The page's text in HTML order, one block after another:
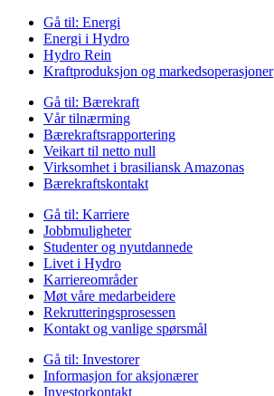
Gå til: Energi
Energi i Hydro
Hydro Rein
Kraftproduksjon og markedsoperasjoner
Gå til: Bærekraft
Vår tilnærming
Bærekraftsrapportering
Veikart til netto null
Virksomhet i brasiliansk Amazonas
Bærekraftskontakt
Gå til: Karriere
Jobbmuligheter
Studenter og nyutdannede
Livet i Hydro
Karriereområder
Møt våre medarbeidere
Rekrutteringsprosessen
Kontakt og vanlige spørsmål
Gå til: Investorer
Informasjon for aksjonærer
Investorkontakt